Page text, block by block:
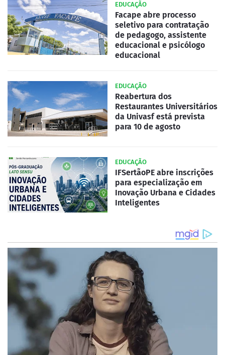
EDUCAÇÃO
Facape abre processo
seletivo para contratação
de pedagogo, assistente
educacional e psicólogo
educacional
EDUCAÇÃO
Reabertura dos
Restaurantes Universitários
da Univasf está prevista
para 10 de agosto
EDUCAÇÃO
IFSertãoPE abre inscrições
para especialização em
Inovação Urbana e Cidades
Inteligentes